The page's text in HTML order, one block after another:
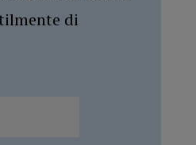
di